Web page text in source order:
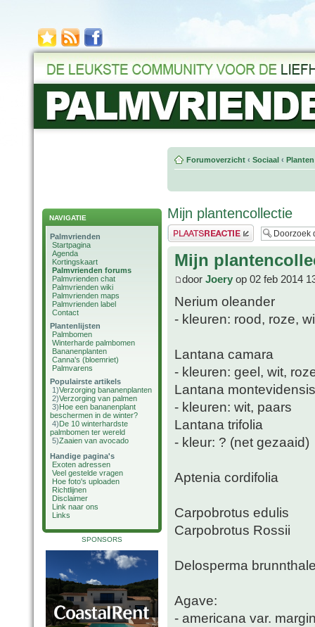
NAVIGATIE
Palmvrienden
Startpagina
Agenda
Kortingskaart
Palmvrienden forums
Palmvrienden chat
Palmvrienden wiki
Palmvrienden maps
Palmvrienden label
Contact
Plantenlijsten
Palmbomen
Winterharde palmbomen
Bananenplanten
Canna's (bloemriet)
Palmvarens
Populairste artikels
1)Verzorging bananenplanten
2)Verzorging van palmen
3)Hoe een bananenplant
beschermen in de winter?
4)De 10 winterhardste
palmbomen ter wereld
5)Zaaien van avocado
Handige pagina's
Exoten adressen
Veel gestelde vragen
Hoe foto's uploaden
Richtlijnen
Disclaimer
Link naar ons
Links
SPONSORS
Forumoverzicht ‹ Sociaal ‹
Mijn plantencollectie
Plaats een reactie
Mijn
door Joery op 02 feb 2014
Nerium oleander
- kleuren: rood, roze,
Lantana camara
- kleuren: geel, wit,
Lantana montevidensis
- kleuren: wit, paars
Lantana trifolia
- kleur: ? (net gezaaid)
Aptenia cordifolia
Carpobrotus edulis
Carpobrotus Rossii
Delosperma
Agave:
- americana var.